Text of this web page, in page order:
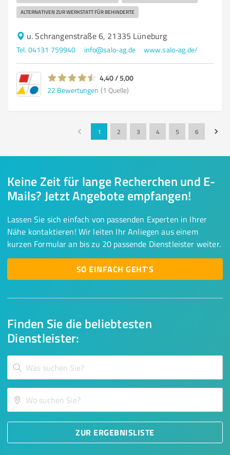
ALTERNATIVEN ZUR WERKSTATT FÜR BEHINDERTE
u. Schrangenstraße 6, 21335 Lüneburg
Tel. 04131 759940 info@salo-ag.de www.salo-ag.de/
4,40 / 5,00
22 Bewertungen (1 Quelle)
1 2 3 4 5 6
Finden Sie die beliebtesten
Dienstleister:
ZUR ERGEBNISLISTE
Keine Zeit für lange Recherchen und E-
Mails? Jetzt Angebote empfangen!
Lassen Sie sich einfach von passenden Experten in Ihrer
Nähe kontaktieren! Wir leiten Ihr Anliegen aus einem
kurzen Formular an bis zu 20 passende Dienstleister weiter.
SO EINFACH GEHT'S